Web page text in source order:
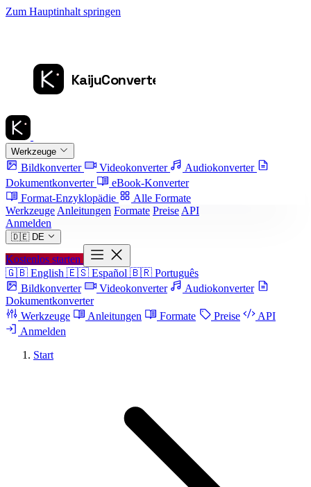
Zum Hauptinhalt springen
Werkzeuge
Bildkonverter Videokonverter
Audiokonverter
Dokumentkonverter
eBook-Konverter
Format-Enzyklopädie
Alle Formate
Werkzeuge Anleitungen Formate Preise API
Anmelden
🇩🇪 DE
Kostenlos starten
🇬🇧 English 🇪🇸 Español 🇧🇷 Português
Bildkonverter
Videokonverter
Audiokonverter
Dokumentkonverter
Werkzeuge
Anleitungen Formate Preise
API
Anmelden
Start